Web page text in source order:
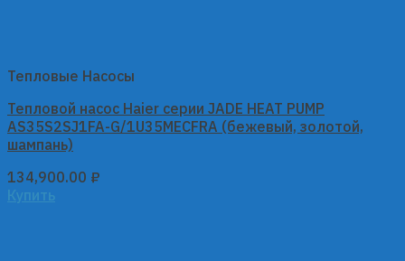
Тепловые Насосы
Тепловой насос Haier серии JADE HEAT PUMP
AS35S2SJ1FA-G/1U35MECFRA (бежевый, золотой,
шампань)
134,900.00 ₽
Купить